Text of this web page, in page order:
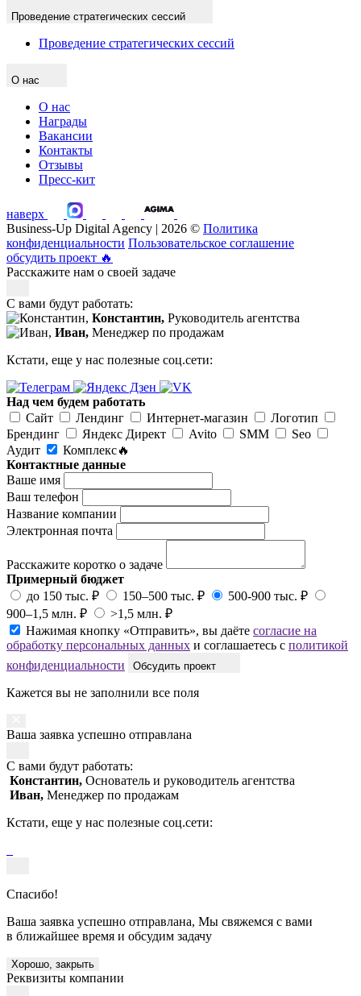
Проведение стратегических сессий
Проведение стратегических сессий
О нас
О нас
Награды
Вакансии
Контакты
Отзывы
Пресс-кит
наверх
Business-Up Digital Agency | 2026 © Политика
конфиденциальности Пользовательское соглашение
обсудить проект 🔥
Расскажите нам о своей задаче
С вами будут работать:
Константин, Руководитель агентства
Иван, Менеджер по продажам
Кстати, еще у нас полезные соц.сети:
Над чем будем работать
Сайт
Лендинг Интернет-магазин
Логотип
Брендинг
Яндекс Директ Avito SMM
Seo
Аудит
Комплекс🔥
Контактные данные
Ваше имя
Ваш телефон
Название компании
Электронная почта
Расскажите коротко о задаче
Примерный бюджет
до 150 тыс. ₽
150–500 тыс. ₽
500-900 тыс. ₽
900–1,5 млн. ₽
>1,5 млн. ₽
Нажимая кнопку «Отправить», вы даёте согласие на
обработку персональных данных и соглашаетесь с политикой
конфиденциальности
Обсудить проект
Кажется вы не заполнили все поля
Ваша заявка успешно отправлана
С вами будут работать:
Константин, Основатель и руководитель агентства
Иван, Менеджер по продажам
Кстати, еще у нас полезные соц.сети:
Спасибо!
Ваша заявка успешно отправлана, Мы свяжемся с вами
в ближайшее время и обсудим задачу
Хорошо, закрыть
Реквизиты компании